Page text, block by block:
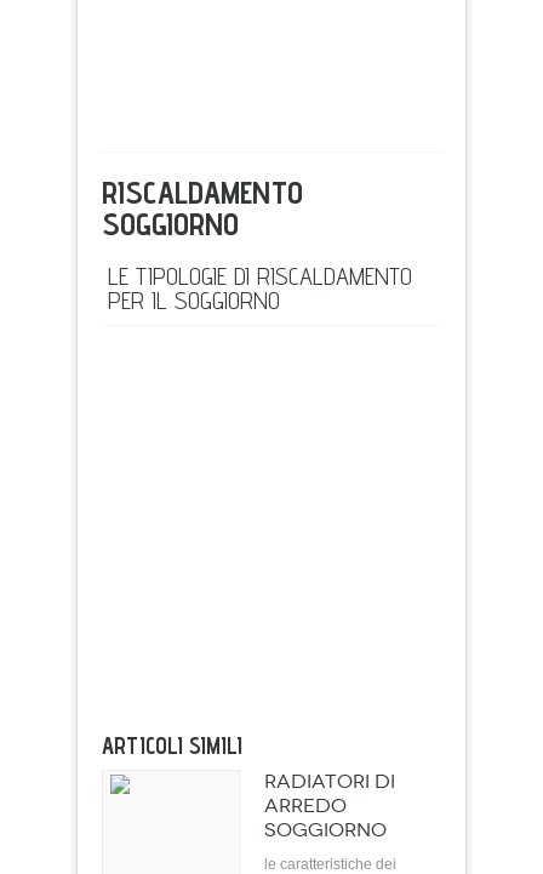
RISCALDAMENTO
SOGGIORNO
LE TIPOLOGIE DI RISCALDAMENTO
PER IL SOGGIORNO
ARTICOLI SIMILI
RADIATORI DI
ARREDO
SOGGIORNO
le caratteristiche dei